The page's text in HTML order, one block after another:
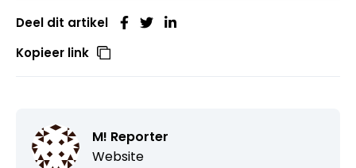
Deel dit artikel
Kopieer link
M! Reporter
Website